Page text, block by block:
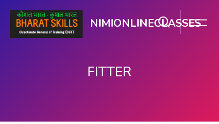
NIMIONLINECLASSES
FITTER